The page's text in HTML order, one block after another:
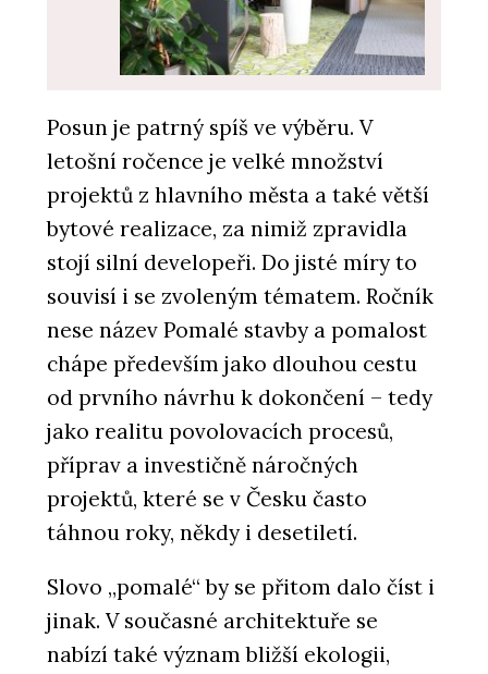
SLUŽBY
Pronájem rostlin s péčí - Jungle
Interiors
Jungle Interiors
Posun je patrný spíš ve výběru. V
letošní ročence je velké množství
projektů z hlavního města a také větší
bytové realizace, za nimiž zpravidla
stojí silní developeři. Do jisté míry to
souvisí i se zvoleným tématem. Ročník
nese název Pomalé stavby a pomalost
chápe především jako dlouhou cestu
od prvního návrhu k dokončení – tedy
jako realitu povolovacích procesů,
příprav a investičně náročných
projektů, které se v Česku často
táhnou roky, někdy i desetiletí.
Slovo „pomalé“ by se přitom dalo číst i
jinak. V současné architektuře se
nabízí také význam bližší ekologii,